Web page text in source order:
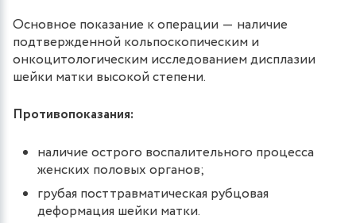
Основное показание к операции ― наличие
подтвержденной кольпоскопическим и
онкоцитологическим исследованием дисплазии
шейки матки высокой степени.
Противопоказания:
наличие острого воспалительного процесса
женских половых органов;
грубая посттравматическая рубцовая
деформация шейки матки.